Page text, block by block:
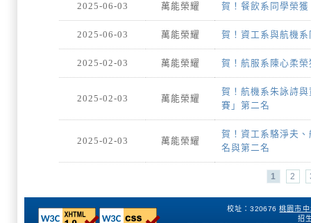
2025-06-03 萬能榮耀 賀！餐飲系同學榮
2025-06-03 萬能榮耀 賀！資工系與航機
2025-02-03 萬能榮耀 賀！航服系陳心柔
2025-02-03 萬能榮耀
賀！航機系朱詠詩
賽」第二名
2025-02-03 萬能榮耀
賀！資工系駱淨夫
名與第二名
1 2
校址：320676桃園市
招